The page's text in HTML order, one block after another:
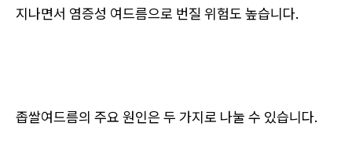
지나면서 염증성 여드름으로 번질 위험도 높습니다.
좁쌀여드름의 주요 원인은 두 가지로 나눌 수 있습니다.